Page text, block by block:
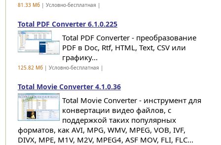
81.33 Мб| Условно-бесплатная |
Total PDF Converter 6.1.0.225
Total PDF Converter - преобразование
PDF в Doc, Rtf, HTML, Text, CSV или
графику...
125.82 Мб| Условно-бесплатная |
Total Movie Converter 4.1.0.36
Total Movie Converter - инструмент для
конвертации видео файлов, с
поддержкой таких популярных
форматов, как AVI, MPG, WMV, MPEG, VOB, IVF,
DIVX, MPE, M1V, M2V, MPEG4, ASF MOV, FLI, FLC...